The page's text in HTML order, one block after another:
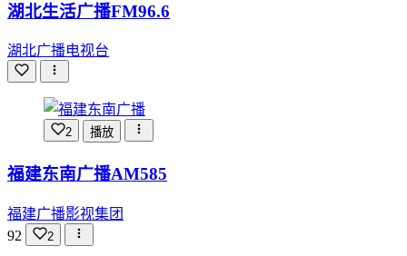
湖北生活广播FM96.6
湖北广播电视台
2 播放
福建东南广播AM585
福建广播影视集团
92
2